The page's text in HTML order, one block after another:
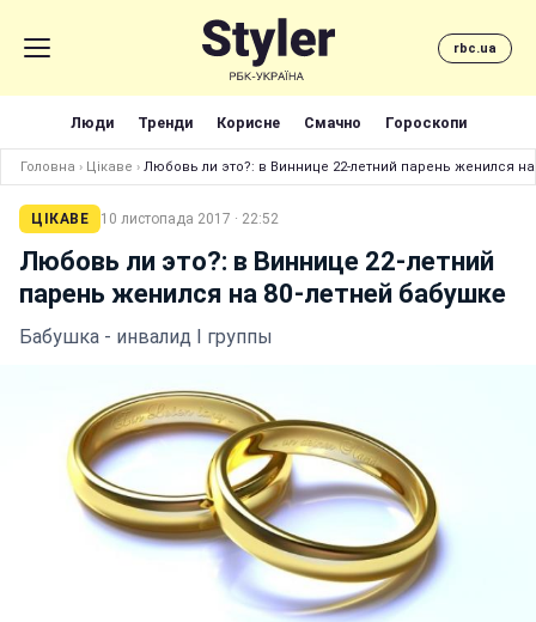
rbc.ua
Люди Тренди Корисне Смачно Гороскопи
Головна › Цікаве › Любовь ли это?: в Виннице 22-летний парень женился на
ЦІКАВЕ 10 листопада 2017 · 22:52
Любовь ли это?: в Виннице 22-летний
парень женился на 80-летней бабушке
Бабушка - инвалид І группы